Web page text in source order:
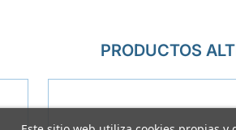
PRODUCTOS